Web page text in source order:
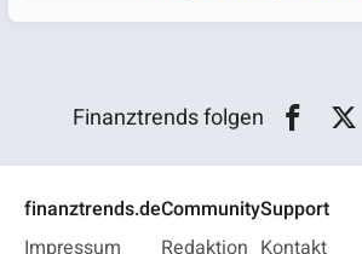
Finanztrends folgen
finanztrends.de
Impressum
Community
Redaktion
Support
Kontakt